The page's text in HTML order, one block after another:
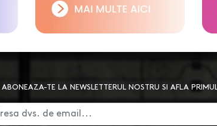
ABONEAZA-TE LA NEWSLETTERUL NOSTRU SI AFLA